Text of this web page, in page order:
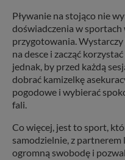
Pływanie na stojąco nie
doświadczenia w
przygotowania.
na desce i zacząć
jednak, by przed każdą
dobrać kamizelkę
pogodowe i wybierać
fali.
Co więcej, jest to sport,
samodzielnie, z
ogromną swobodę i